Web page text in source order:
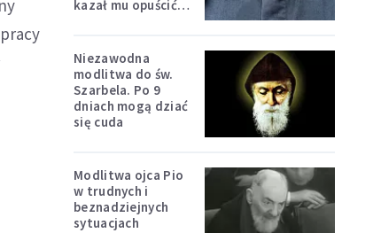
kazał mu opuścić
Niezawodna
modlitwa do św.
Szarbela. Po 9
dniach mogą dziać
się cuda
Modlitwa ojca Pio
w trudnych i
beznadziejnych
sytuacjach